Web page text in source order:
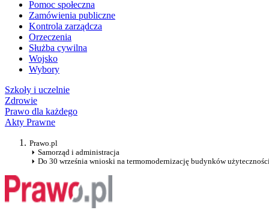
Pomoc społeczna
Zamówienia publiczne
Kontrola zarządcza
Orzeczenia
Służba cywilna
Wojsko
Wybory
Szkoły i uczelnie
Zdrowie
Prawo dla każdego
Akty Prawne
Prawo.pl
Samorząd i administracja
Do 30 września wnioski na termomodernizację budynków